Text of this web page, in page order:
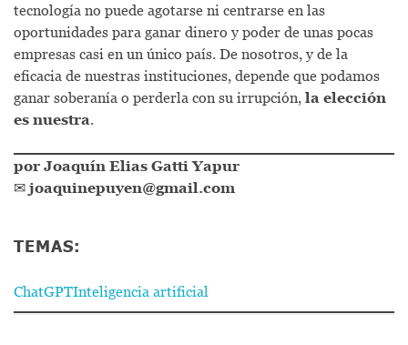
tecnología no puede agotarse ni centrarse en las
oportunidades para ganar dinero y poder de unas pocas
empresas casi en un único país. De nosotros, y de la
eficacia de nuestras instituciones, depende que podamos
ganar soberanía o perderla con su irrupción, la elección
es nuestra.
por Joaquín Elias Gatti Yapur
✉ joaquinepuyen@gmail.com
TEMAS:
ChatGPTInteligencia artificial